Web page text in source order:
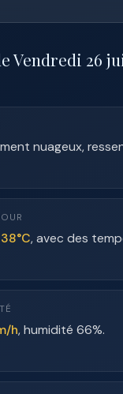
Vendredi 26
nuageux,
38°C, avec des
h, humidité 66%.